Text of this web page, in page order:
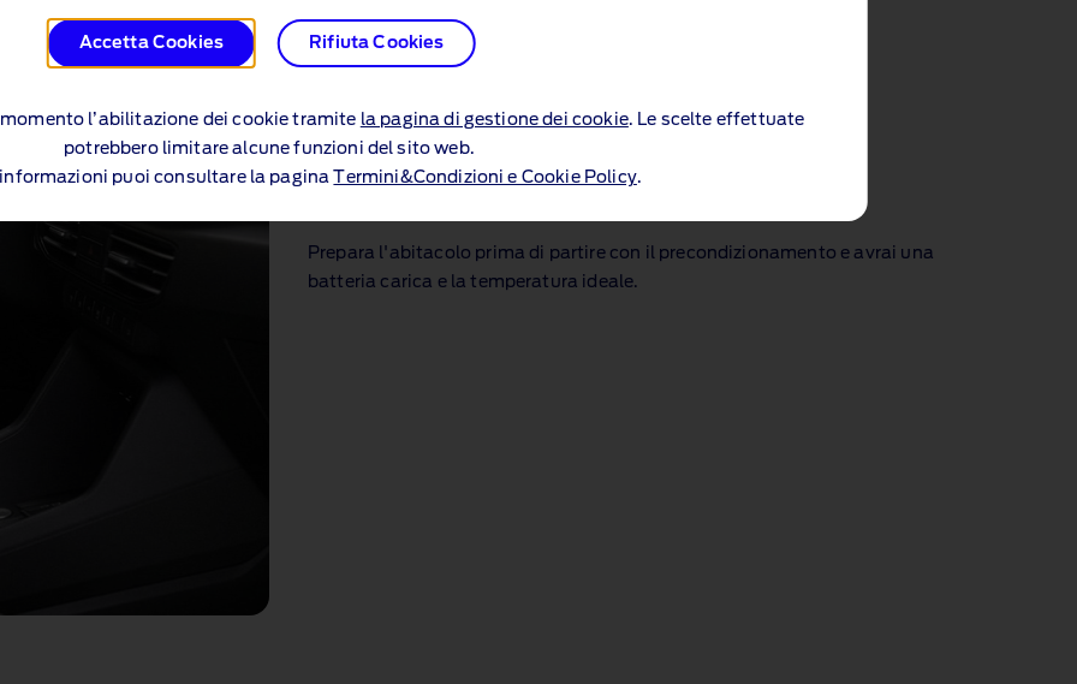
Accetta Cookies Rifiuta Cookies
l’abilitazione dei cookie tramite la pagina di gestione dei cookie. Le scelte effettuate
potrebbero limitare alcune funzioni del sito web.
puoi consultare la paginaTermini&Condizioni e Cookie Policy.
Prepara l'abitacolo prima di partire con il precondizionamento e avrai una
batteria carica e la temperatura ideale.